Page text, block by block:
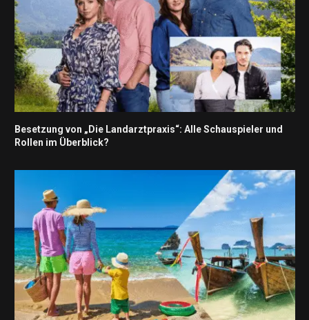
Besetzung von „Die Landarztpraxis“: Alle Schauspieler und
Rollen im Überblick?